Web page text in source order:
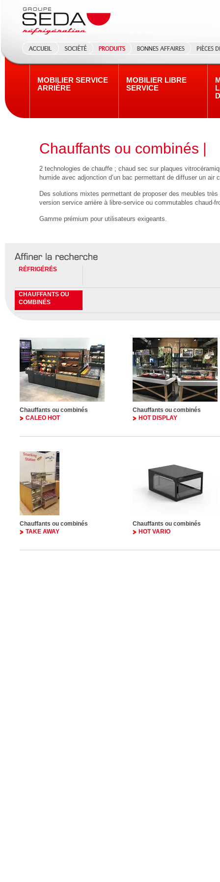
MOBILIER SERVICE
ARRIÈRE
MOBILIER LIBRE
SERVICE
Chauffants ou combinés |
2 technologies de chauffe ; chaud sec sur plaques
humide avec adjonction d’un bac permettant de diffuser un air
Des solutions mixtes permettant de proposer des meubles
version service arrière à libre-service ou commutables chaud-
Gamme prémium pour utilisateurs exigeants.
RÉFRIGÉRÉS
CHAUFFANTS OU
COMBINÉS
Chauffants ou combinés
CALEO HOT
Chauffants ou combinés
HOT DISPLAY
Chauffants ou combinés
TAKE AWAY
Chauffants ou combinés
HOT VARIO